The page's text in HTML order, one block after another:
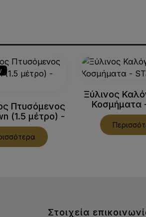
Πτυσόμενος
(1.5 μέτρο) -
MB
Ξύλινος
Κοσμήματα
Στοιχεία